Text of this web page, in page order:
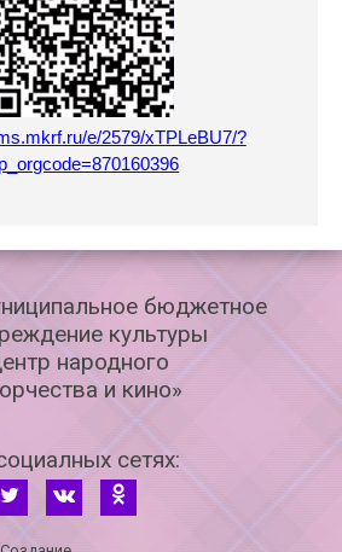
e/2579/xTPLeBU7/?
бюджетное
культуры
народного
и кино»
сетях: